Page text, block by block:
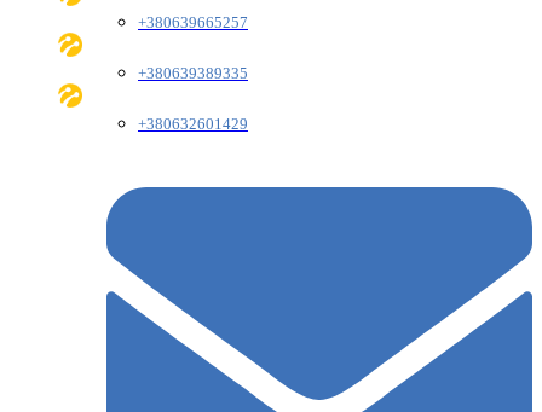
+380639665257
+380639389335
+380632601429